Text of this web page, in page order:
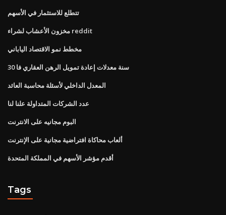
تتطلع للاستثمار في الأسهم
مخزون الأعشاب لشراء reddit
مخطط نمو الاقتصاد الياباني
30 سنة معدلات إعادة تمويل الرهن العقاري فا
المعدل الداخلي لأسئلة محاسبة العائد
عدد الشركات المتداولة علنا ​​لنا
البوم مجانيه على الانترنت
ألعاب محاكاة افتراضية مجانية على الإنترنت
أقدم مؤشر الأسهم في المملكة المتحدة
Tags